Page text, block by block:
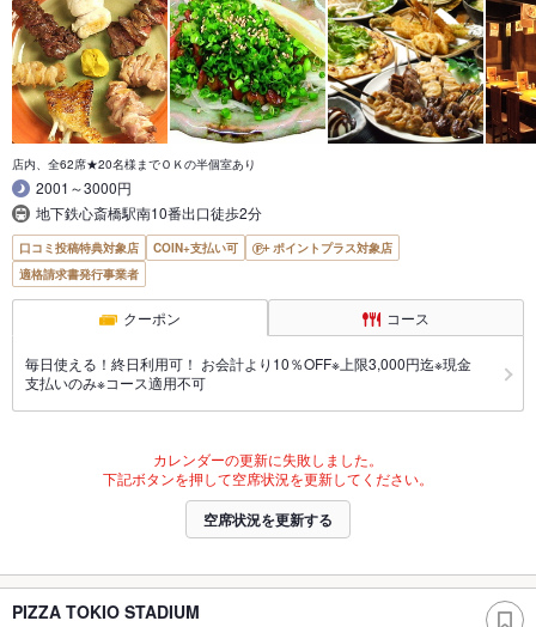
店内、全62席★20名様までＯＫの半個室あり
2001～3000円
地下鉄心斎橋駅南10番出口徒歩2分
口コミ投稿特典対象店 COIN+支払い可
ポイントプラス対象店
適格請求書発行事業者
クーポン コース
毎日使える！終日利用可！ お会計より10％OFF※上限3,000円迄※現金
支払いのみ※コース適用不可
カレンダーの更新に失敗しました。
下記ボタンを押して空席状況を更新してください。
空席状況を更新する
PIZZA TOKIO STADIUM